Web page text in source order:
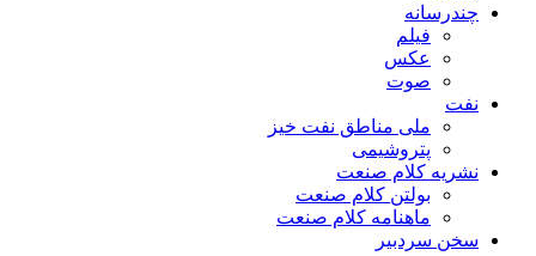
چندرسانه
فیلم
عکس
صوت
نفت
ملی مناطق نفت خیز
پتروشیمی
نشریه کلام صنعت
بولتن کلام صنعت
ماهنامه کلام صنعت
سخن سردبیر